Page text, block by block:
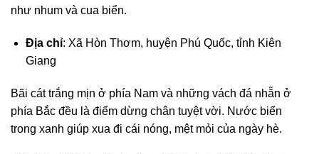
như nhum và cua biển.
Địa chỉ: Xã Hòn Thơm, huyện Phú Quốc, tỉnh Kiên
Giang
Bãi cát trắng mịn ở phía Nam và những vách đá nhẵn ở
phía Bắc đều là điểm dừng chân tuyệt vời. Nước biển
trong xanh giúp xua đi cái nóng, mệt mỏi của ngày hè.